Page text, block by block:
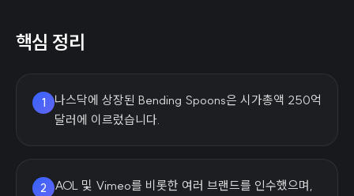
핵심 정리
1
나스닥에 상장된 Bending Spoons은 시가총액 250억
달러에 이르렀습니다.
2
AOL 및 Vimeo를 비롯한 여러 브랜드를 인수했으며,